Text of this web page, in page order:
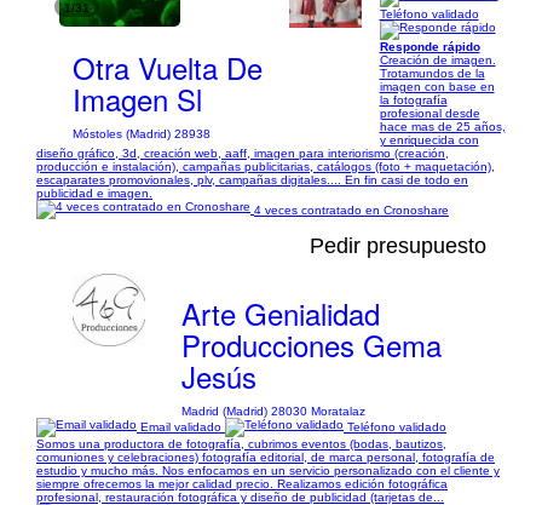
1/31
Otra Vuelta De
Imagen Sl
Móstoles (Madrid) 28938
Teléfono validado
Responde rápido
Creación de imagen.
Trotamundos de la
imagen con base en
la fotografía
profesional desde
hace mas de 25 años,
y enriquecida con
diseño gráfico, 3d, creación web, aaff, imagen para interiorismo (creación,
producción e instalación), campañas publicitarias, catálogos (foto + maquetación),
escaparates promovionales, plv, campañas digitales.... En fin casi de todo en
publicidad e imagen.
4 veces contratado en Cronoshare
Pedir presupuesto
Arte Genialidad
Producciones Gema
Jesús
Madrid (Madrid) 28030 Moratalaz
Email validado
Teléfono validado
Somos una productora de fotografía, cubrimos eventos (bodas, bautizos,
comuniones y celebraciones) fotografía editorial, de marca personal, fotografía de
estudio y mucho más. Nos enfocamos en un servicio personalizado con el cliente y
siempre ofrecemos la mejor calidad precio. Realizamos edición fotográfica
profesional, restauración fotográfica y diseño de publicidad (tarjetas de...